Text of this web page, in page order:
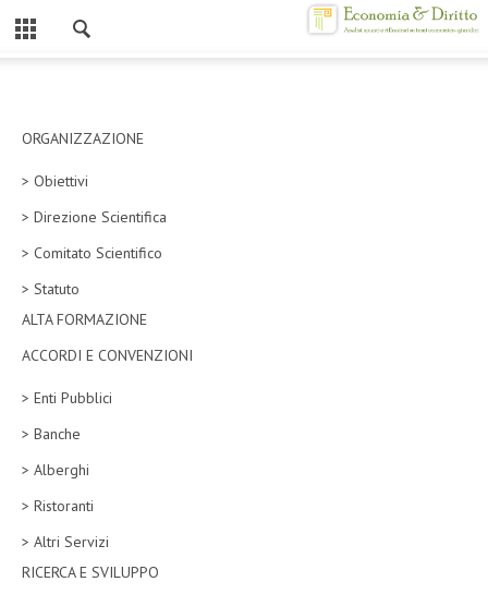
CHI SIAMO
MISSION
CONTATTI
ATTO COSTITUTIVO E STATUTO
ORGANIZZAZIONE
OBIETTIVI
DIREZIONE SCIENTIFICA
ALTA FORMAZIONE
ORGANIZZAZIONE
> Obiettivi
> Direzione Scientifica
> Comitato Scientifico
> Statuto
ALTA FORMAZIONE
ACCORDI E CONVENZIONI
> Enti Pubblici
> Banche
> Alberghi
> Ristoranti
> Altri Servizi
RICERCA E SVILUPPO